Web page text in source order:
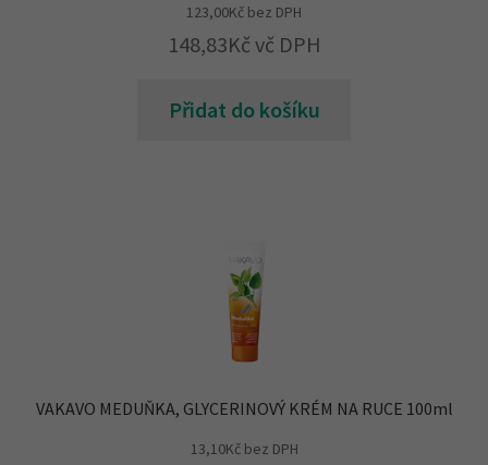
123,00Kč bez DPH
148,83Kč vč DPH
Přidat do košíku
VAKAVO MEDUŇKA, GLYCERINOVÝ KRÉM NA RUCE 100ml
13,10Kčbez DPH